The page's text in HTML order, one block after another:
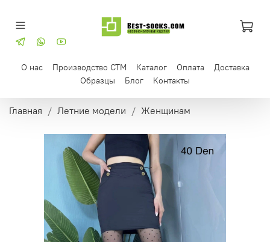
О нас Производство СТМ Каталог Оплата
Доставка
Образцы
Блог Контакты
Главная Летние модели Женщинам